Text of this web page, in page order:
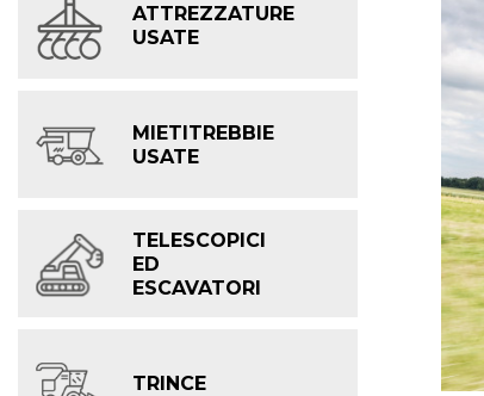
ATTREZZATURE
USATE
MIETITREBBIE
USATE
TELESCOPICI
ED
ESCAVATORI
TRINCE